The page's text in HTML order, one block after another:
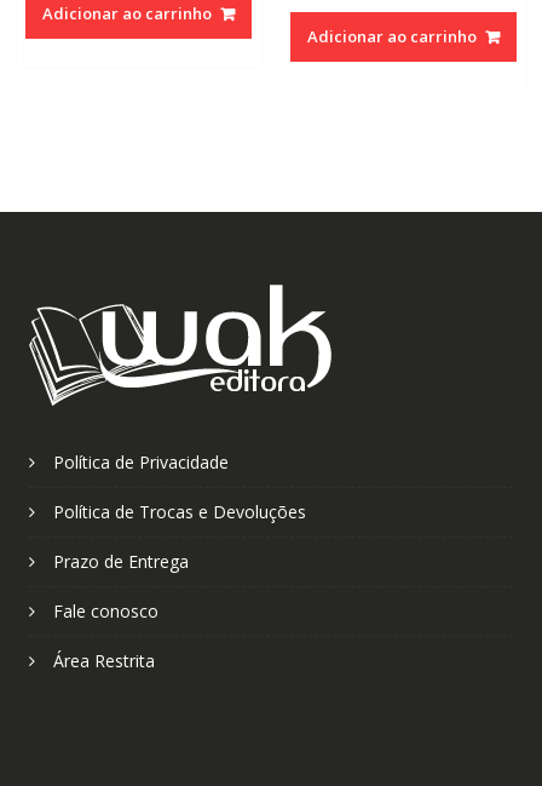
Adicionar ao carrinho
Adicionar ao carrinho
Política de Privacidade
Política de Trocas e Devoluções
Prazo de Entrega
Fale conosco
Área Restrita